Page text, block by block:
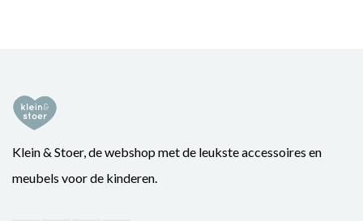
Klein & Stoer, de webshop met de leukste accessoires en
meubels voor de kinderen.